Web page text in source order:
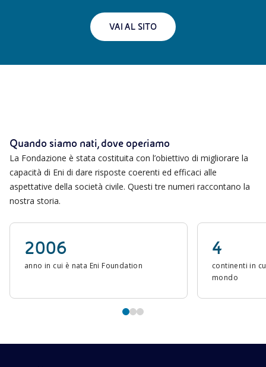
VAI AL SITO
Quando siamo nati, dove operiamo
La Fondazione è stata costituita con l’obiettivo di migliorare la
capacità di Eni di dare risposte coerenti ed efficaci alle
aspettative della società civile. Questi tre numeri raccontano la
nostra storia.
2006
anno in cui è nata Eni Foundation
4
continenti in
mondo